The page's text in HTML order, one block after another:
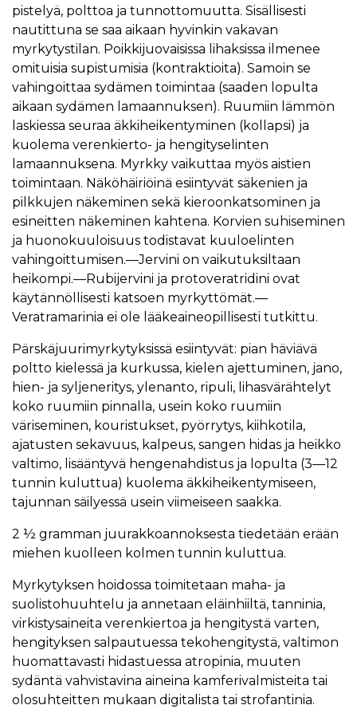
pistelyä, polttoa ja tunnottomuutta. Sisällisesti
nautittuna se saa aikaan hyvinkin vakavan
myrkytystilan. Poikkijuovaisissa lihaksissa ilmenee
omituisia supistumisia (kontraktioita). Samoin se
vahingoittaa sydämen toimintaa (saaden lopulta
aikaan sydämen lamaannuksen). Ruumiin lämmön
laskiessa seuraa äkkiheikentyminen (kollapsi) ja
kuolema verenkierto- ja hengityselinten
lamaannuksena. Myrkky vaikuttaa myös aistien
toimintaan. Näköhäiriöinä esiintyvät säkenien ja
pilkkujen näkeminen sekä kieroonkatsominen ja
esineitten näkeminen kahtena. Korvien suhiseminen
ja huonokuuloisuus todistavat kuuloelinten
vahingoittumisen.—Jervini on vaikutuksiltaan
heikompi.—Rubijervini ja protoveratridini ovat
käytännöllisesti katsoen myrkyttömät.—
Veratramarinia ei ole lääkeaineopillisesti tutkittu.
Pärskäjuurimyrkytyksissä esiintyvät: pian häviävä
poltto kielessä ja kurkussa, kielen ajettuminen, jano,
hien- ja syljeneritys, ylenanto, ripuli, lihasvärähtelyt
koko ruumiin pinnalla, usein koko ruumiin
väriseminen, kouristukset, pyörrytys, kiihkotila,
ajatusten sekavuus, kalpeus, sangen hidas ja heikko
valtimo, lisääntyvä hengenahdistus ja lopulta (3—12
tunnin kuluttua) kuolema äkkiheikentymiseen,
tajunnan säilyessä usein viimeiseen saakka.
2 ½ gramman juurakkoannoksesta tiedetään erään
miehen kuolleen kolmen tunnin kuluttua.
Myrkytyksen hoidossa toimitetaan maha- ja
suolistohuuhtelu ja annetaan eläinhiiltä, tanninia,
virkistysaineita verenkiertoa ja hengitystä varten,
hengityksen salpautuessa tekohengitystä, valtimon
huomattavasti hidastuessa atropinia, muuten
sydäntä vahvistavina aineina kamferivalmisteita tai
olosuhteitten mukaan digitalista tai strofantinia.